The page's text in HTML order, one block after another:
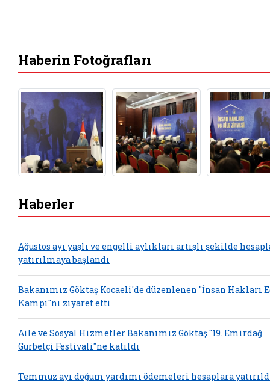
Haberin Fotoğrafları
Haberler
Ağustos ayı yaşlı ve engelli aylıkları artışlı şekilde
yatırılmaya başlandı
Bakanımız Göktaş Kocaeli'de düzenlenen "İnsan Hakları
Kampı"nı ziyaret etti
Aile ve Sosyal Hizmetler Bakanımız Göktaş "19. Emirdağ
Gurbetçi Festivali"ne katıldı
Temmuz ayı doğum yardımı ödemeleri hesaplara